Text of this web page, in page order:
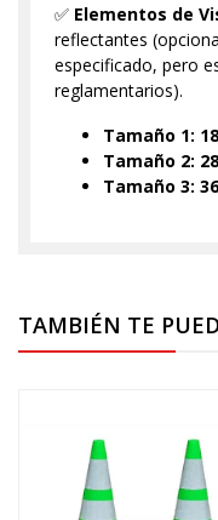
✅ Elementos de
reflectantes
especificado, pero
reglamentarios).
Tamaño 1:
Tamaño 2:
Tamaño 3:
TAMBIÉN TE